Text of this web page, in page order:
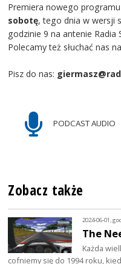
Premiera nowego
sobotę, tego dnia w wersji
godzinie 9 na antenie Radia
Polecamy też słuchać nas na
Pisz do nas:
PODCAST AUDIO
Zobacz także
2024-06-01,
The
Każda
cofniemy się do 1994 roku,